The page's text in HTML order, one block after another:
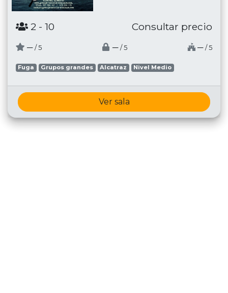
2 - 10 Consultar precio
─ / 5 ─ / 5 ─ / 5
Fuga Grupos grandes Alcatraz Nivel Medio
Ver sala